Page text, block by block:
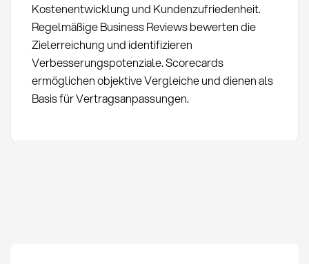
Kostenentwicklung und Kundenzufriedenheit.
Regelmäßige Business Reviews bewerten die
Zielerreichung und identifizieren
Verbesserungspotenziale. Scorecards
ermöglichen objektive Vergleiche und dienen als
Basis für Vertragsanpassungen.